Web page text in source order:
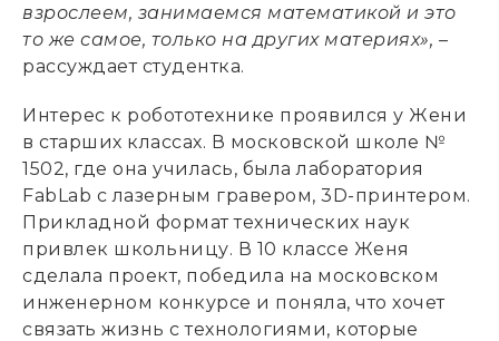
взрослеем, занимаемся математикой и это
то же самое, только на других материях», –
рассуждает студентка.
Интерес к робототехнике проявился у Жени
в старших классах. В московской школе №
1502, где она училась, была лаборатория
FabLab с лазерным гравером, 3D-принтером.
Прикладной формат технических наук
привлек школьницу. В 10 классе Женя
сделала проект, победила на московском
инженерном конкурсе и поняла, что хочет
связать жизнь с технологиями, которые